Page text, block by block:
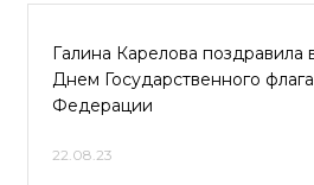
Галина Карелова поздравила
Днем Государственного
Федерации
22.08.23